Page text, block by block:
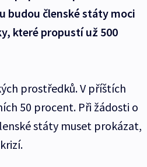
budou členské státy moci
které propustí už 500
prostředků. V příštích
50 procent. Při žádosti o
státy muset prokázat,